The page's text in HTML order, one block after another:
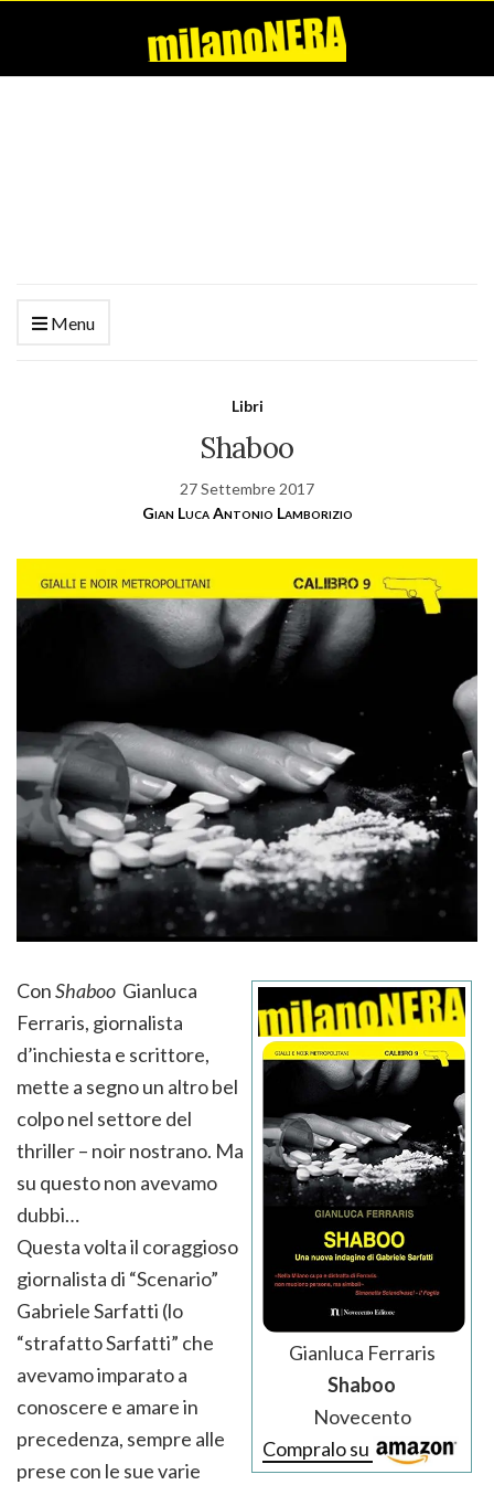
Menu
Libri
Shaboo
27 Settembre 2017
Gian Luca Antonio Lamborizio
Gianluca Ferraris
Shaboo
Novecento
Compralo su
ConShaboo Gianluca
Ferraris, giornalista
d’inchiesta e scrittore,
mette a segno un altro bel
colpo nel settore del
thriller – noir nostrano. Ma
su questo non avevamo
dubbi…
Questa volta il coraggioso
giornalista di “Scenario”
Gabriele Sarfatti (lo
“strafatto Sarfatti” che
avevamo imparato a
conoscere e amare in
precedenza, sempre alle
prese con le sue varie